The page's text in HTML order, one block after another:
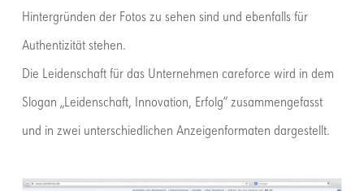
Hintergründen der Fotos zu sehen sind und ebenfalls für
Authentizität stehen.
Die Leidenschaft für das Unternehmen careforce wird in dem
Slogan „Leidenschaft, Innovation, Erfolg“ zusammengefasst
und in zwei unterschiedlichen Anzeigenformaten dargestellt.